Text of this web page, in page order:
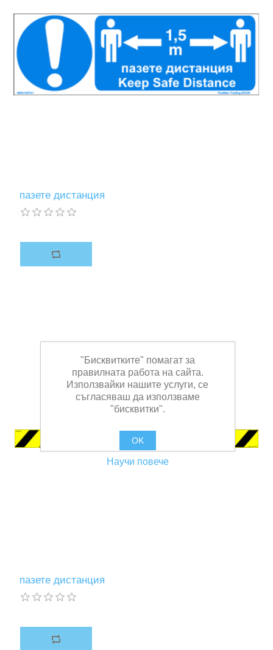
пазете дистанция
пазете дистанция
"Бисквитките" помагат за
правилната работа на сайта.
Използвайки нашите услуги, се
съгласяваш да използваме
"бисквитки".
OK
Научи повече